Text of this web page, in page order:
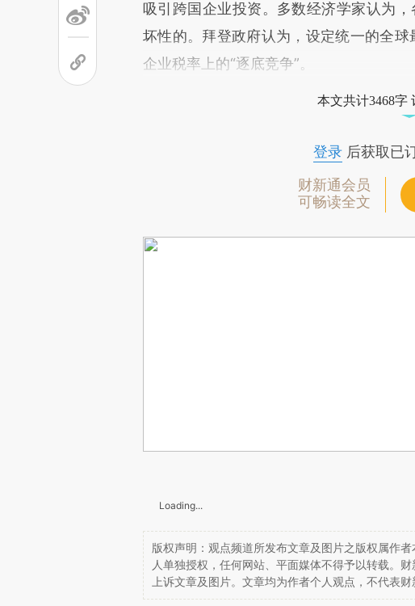
吸引跨国企业投资。多数经济学家认为
坏性的。拜登政府认为，设定统一的全
企业税率上的“逐底竞争”。
本文共计3468字
登录后获取已
财新通会员
可畅读全文
Loading...
版权声明：观点频道所发布文章及图片之版权属作
人单独授权，任何网站、平面媒体不得予以转载。
上诉文章及图片。文章均为作者个人观点，不代表财